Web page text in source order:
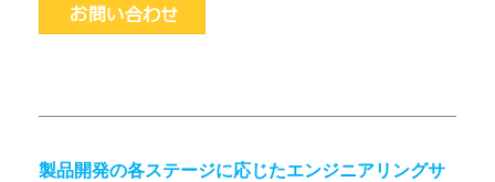
お問い合わせ
製品開発の各ステージに応じたエンジニアリングサ